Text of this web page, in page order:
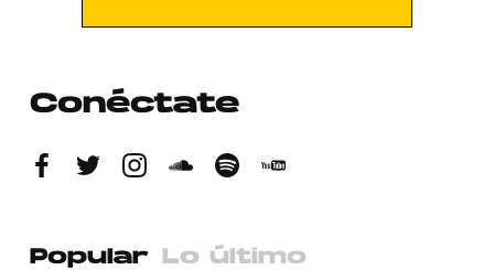
Conéctate
Popular Lo último